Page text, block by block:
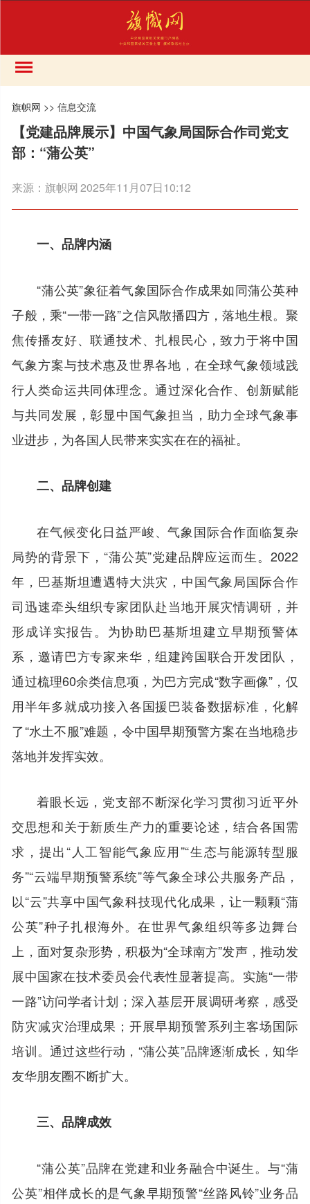
旗帜网 >>信息交流
【党建品牌展示】中国气象局国际合作司党支
部：“蒲公英”
来源：旗帜网2025年11月07日10:12
一、品牌内涵
“蒲公英”象征着气象国际合作成果如同蒲公英种
子般，乘“一带一路”之信风散播四方，落地生根。聚
焦传播友好、联通技术、扎根民心，致力于将中国
气象方案与技术惠及世界各地，在全球气象领域践
行人类命运共同体理念。通过深化合作、创新赋能
与共同发展，彰显中国气象担当，助力全球气象事
业进步，为各国人民带来实实在在的福祉。
二、品牌创建
在气候变化日益严峻、气象国际合作面临复杂
局势的背景下，“蒲公英”党建品牌应运而生。2022
年，巴基斯坦遭遇特大洪灾，中国气象局国际合作
司迅速牵头组织专家团队赴当地开展灾情调研，并
形成详实报告。为协助巴基斯坦建立早期预警体
系，邀请巴方专家来华，组建跨国联合开发团队，
通过梳理60余类信息项，为巴方完成“数字画像”，仅
用半年多就成功接入各国援巴装备数据标准，化解
了“水土不服”难题，令中国早期预警方案在当地稳步
落地并发挥实效。
着眼长远，党支部不断深化学习贯彻习近平外
交思想和关于新质生产力的重要论述，结合各国需
求，提出“人工智能气象应用”“生态与能源转型服
务”“云端早期预警系统”等气象全球公共服务产品，
以“云”共享中国气象科技现代化成果，让一颗颗“蒲
公英”种子扎根海外。在世界气象组织等多边舞台
上，面对复杂形势，积极为“全球南方”发声，推动发
展中国家在技术委员会代表性显著提高。实施“一带
一路”访问学者计划；深入基层开展调研考察，感受
防灾减灾治理成果；开展早期预警系列主客场国际
培训。通过这些行动，“蒲公英”品牌逐渐成长，知华
友华朋友圈不断扩大。
三、品牌成效
“蒲公英”品牌在党建和业务融合中诞生。与“蒲
公英”相伴成长的是气象早期预警“丝路风铃”业务品